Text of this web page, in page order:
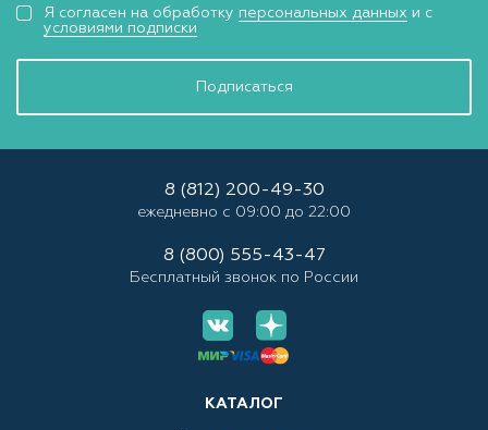
Подписаться
Я согласен на обработку персональных данных и с
условиями подписки
КАТАЛОГ
8 (812) 200-49-30
ежедневно с 09:00 до 22:00
8 (800) 555-43-47
Бесплатный звонок по России